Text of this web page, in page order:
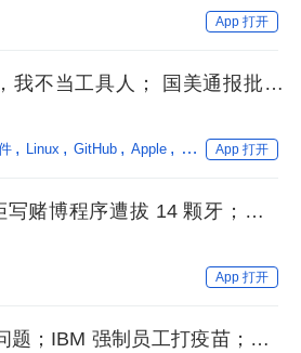
App 打开
我不当工具人； 国美通报批评
；Windows 11 恢复蓝屏死机，
Linux GitHub Apple 微软 性能优化
App 打开
赌博程序遭拔 14 颗牙；小红
品喂自家大模型；全面停止服
App 打开
；IBM 强制员工打疫苗；Win